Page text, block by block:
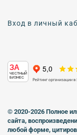
Вход в личный
ЗА
ЧЕСТНЫЙ
БИЗНЕС
© 2020-2026 Полное
сайта,
любой форме,